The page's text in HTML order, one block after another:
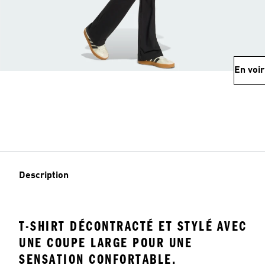
En
Description
T-SHIRT DÉCONTRACTÉ ET STYLÉ AVEC
UNE COUPE LARGE POUR UNE
SENSATION CONFORTABLE.